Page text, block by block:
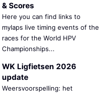
& Scores
Here you can find links to
mylaps live timing events of the
races for the World HPV
Championships...
WK Ligfietsen 2026
update
Weersvoorspelling: het